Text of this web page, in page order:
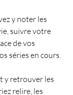
y noter les
suivre votre
de vos
séries en cours.
y retrouver les
relire, les